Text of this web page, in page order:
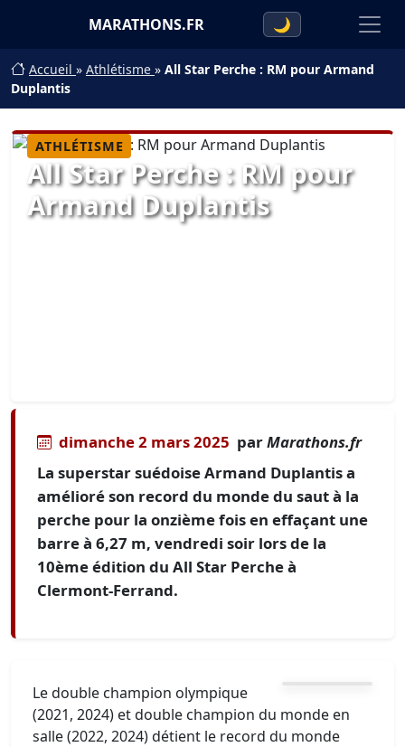
MARATHONS.FR 🌙
Accueil » Athlétisme » All Star Perche : RM pour Armand
Duplantis
ATHLÉTISME
All Star Perche : RM pour
Armand Duplantis
dimanche 2 mars 2025 parMarathons.fr
La superstar suédoise Armand Duplantis a
amélioré son record du monde du saut à la
perche pour la onzième fois en effaçant une
barre à 6,27 m, vendredi soir lors de la
10ème édition du All Star Perche à
Clermont-Ferrand.
Le double champion olympique
(2021, 2024) et double champion du monde en
salle (2022, 2024) détient le record du monde